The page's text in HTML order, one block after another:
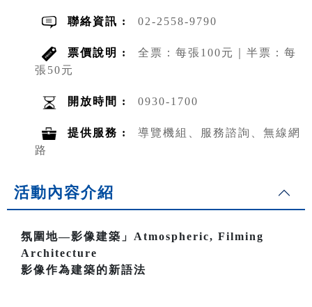
聯絡資訊 : 02-2558-9790
票價說明 :
全票：每張100元｜半票：每
張50元
開放時間 : 0930-1700
提供服務 :
導覽機組、服務諮詢、無線網
路
活動內容介紹
氛圍地—影像建築」Atmospheric, Filming
Architecture
影像作為建築的新語法